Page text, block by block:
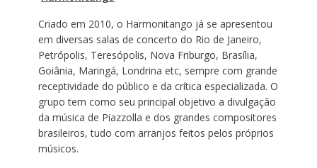
Criado em 2010, o Harmonitango já se apresentou
em diversas salas de concerto do Rio de Janeiro,
Petrópolis, Teresópolis, Nova Friburgo, Brasília,
Goiânia, Maringá, Londrina etc, sempre com grande
receptividade do público e da crítica especializada. O
grupo tem como seu principal objetivo a divulgação
da música de Piazzolla e dos grandes compositores
brasileiros, tudo com arranjos feitos pelos próprios
músicos.